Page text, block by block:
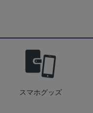
スマホグッズ